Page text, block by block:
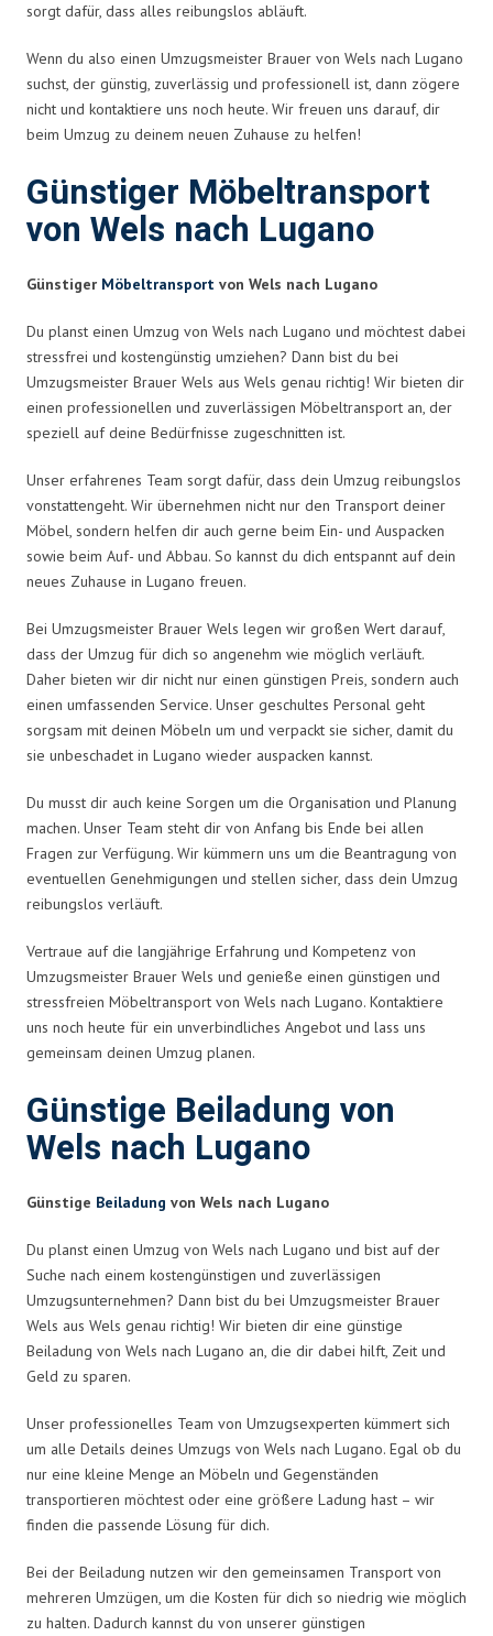
sorgt dafür, dass alles reibungslos abläuft.
Wenn du also einen Umzugsmeister Brauer von Wels nach Lugano
suchst, der günstig, zuverlässig und professionell ist, dann zögere
nicht und kontaktiere uns noch heute. Wir freuen uns darauf, dir
beim Umzug zu deinem neuen Zuhause zu helfen!
Günstiger Möbeltransport
von Wels nach Lugano
Günstiger Möbeltransport von Wels nach Lugano
Du planst einen Umzug von Wels nach Lugano und möchtest dabei
stressfrei und kostengünstig umziehen? Dann bist du bei
Umzugsmeister Brauer Wels aus Wels genau richtig! Wir bieten dir
einen professionellen und zuverlässigen Möbeltransport an, der
speziell auf deine Bedürfnisse zugeschnitten ist.
Unser erfahrenes Team sorgt dafür, dass dein Umzug reibungslos
vonstattengeht. Wir übernehmen nicht nur den Transport deiner
Möbel, sondern helfen dir auch gerne beim Ein- und Auspacken
sowie beim Auf- und Abbau. So kannst du dich entspannt auf dein
neues Zuhause in Lugano freuen.
Bei Umzugsmeister Brauer Wels legen wir großen Wert darauf,
dass der Umzug für dich so angenehm wie möglich verläuft.
Daher bieten wir dir nicht nur einen günstigen Preis, sondern auch
einen umfassenden Service. Unser geschultes Personal geht
sorgsam mit deinen Möbeln um und verpackt sie sicher, damit du
sie unbeschadet in Lugano wieder auspacken kannst.
Du musst dir auch keine Sorgen um die Organisation und Planung
machen. Unser Team steht dir von Anfang bis Ende bei allen
Fragen zur Verfügung. Wir kümmern uns um die Beantragung von
eventuellen Genehmigungen und stellen sicher, dass dein Umzug
reibungslos verläuft.
Vertraue auf die langjährige Erfahrung und Kompetenz von
Umzugsmeister Brauer Wels und genieße einen günstigen und
stressfreien Möbeltransport von Wels nach Lugano. Kontaktiere
uns noch heute für ein unverbindliches Angebot und lass uns
gemeinsam deinen Umzug planen.
Günstige Beiladung von
Wels nach Lugano
Günstige Beiladung von Wels nach Lugano
Du planst einen Umzug von Wels nach Lugano und bist auf der
Suche nach einem kostengünstigen und zuverlässigen
Umzugsunternehmen? Dann bist du bei Umzugsmeister Brauer
Wels aus Wels genau richtig! Wir bieten dir eine günstige
Beiladung von Wels nach Lugano an, die dir dabei hilft, Zeit und
Geld zu sparen.
Unser professionelles Team von Umzugsexperten kümmert sich
um alle Details deines Umzugs von Wels nach Lugano. Egal ob du
nur eine kleine Menge an Möbeln und Gegenständen
transportieren möchtest oder eine größere Ladung hast – wir
finden die passende Lösung für dich.
Bei der Beiladung nutzen wir den gemeinsamen Transport von
mehreren Umzügen, um die Kosten für dich so niedrig wie möglich
zu halten. Dadurch kannst du von unserer günstigen